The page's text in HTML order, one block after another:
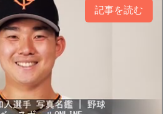
記事を読む